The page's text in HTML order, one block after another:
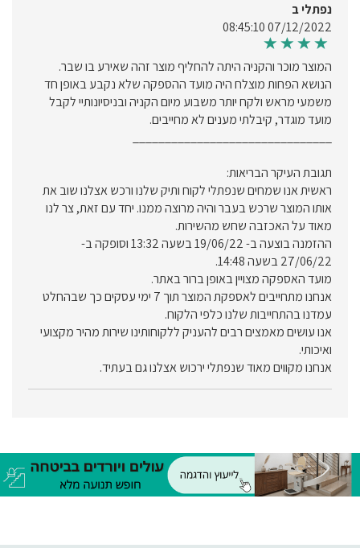
נפתלי ב
07/12/2022 08:45:10
המוצר מוכר והקניה היתה להחליף מוצר זהה שאירע בו שבר.
הנושא הפחות מוצלח היה מועד ההספקה שלא נקבע באופן חד
משמעי מראש ולקח יותר משבוע מיום הקניה ובניסיונותיי לקבל
מועד מוגדר, קיבלתי מענים לא מחייבים.
תגובת העיקר הבריאות:
ראשית אנו שמחים שנפתלי לקוח ותיק שלנו ורכש אצלנו שוב את
אותו המוצר שרכש בעבר והיה מרוצה ממנו. יחד עם זאת, צר לנו
מאוד על האכזבה שחש מהשירות.
ההזמנה בוצעה ב- 19/06/22 בשעה 13:32 וסופקה ב-
27/06/22 בשעה 14:48.
מועד האספקה מצויין באופן ברור באתר.
אנחנו מתחייבים לאספקת המוצר תוך 7 ימי עסקים כך שבהחלט
עמדנו בהתחייבות שלנו כלפי הלקוח.
אנו עושים מאמצים רבים להעניק ללקוחותינו שירות מהיר מקצועי
ואיכותי.
אנחנו מקווים מאוד שנפתלי ירכוש אצלנו גם בעתיד.